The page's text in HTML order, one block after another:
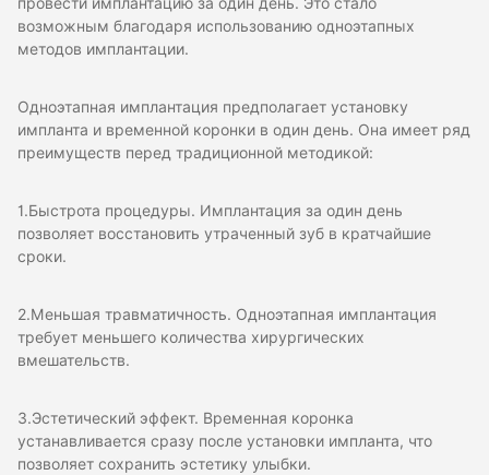
провести имплантацию за один день. Это стало
возможным благодаря использованию одноэтапных
методов имплантации.
Одноэтапная имплантация предполагает установку
импланта и временной коронки в один день. Она имеет ряд
преимуществ перед традиционной методикой:
1.Быстрота процедуры. Имплантация за один день
позволяет восстановить утраченный зуб в кратчайшие
сроки.
2.Меньшая травматичность. Одноэтапная имплантация
требует меньшего количества хирургических
вмешательств.
3.Эстетический эффект. Временная коронка
устанавливается сразу после установки импланта, что
позволяет сохранить эстетику улыбки.